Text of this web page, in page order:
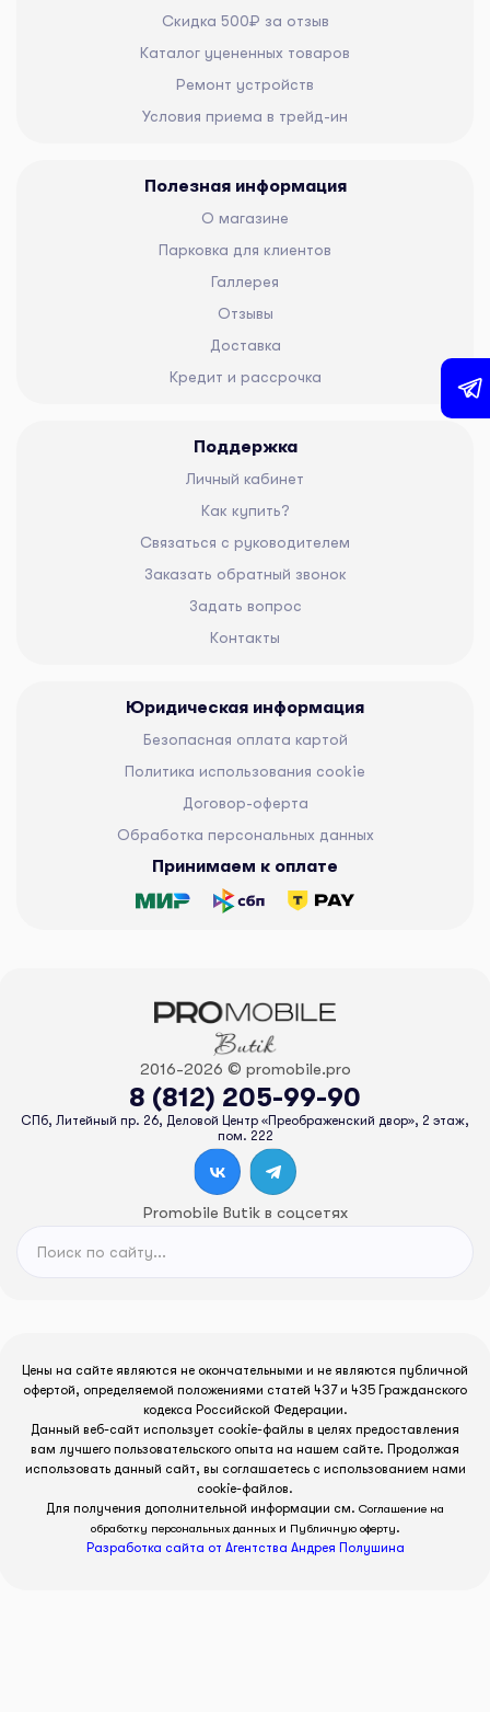
Скидка 500₽ за отзыв
Каталог уцененных товаров
Ремонт устройств
Условия приема в трейд-ин
Полезная информация
О магазине
Парковка для клиентов
Галлерея
Отзывы
Доставка
Кредит и рассрочка
Поддержка
Личный кабинет
Как купить?
Связаться с руководителем
Заказать обратный звонок
Задать вопрос
Контакты
Юридическая информация
Безопасная оплата картой
Политика использования cookie
Договор-оферта
Обработка персональных данных
Принимаем к оплате
2016-2026 © promobile.pro
8 (812) 205-99-90
СПб, Литейный пр. 26, Деловой Центр «Преображенский двор», 2 этаж,
пом. 222
Promobile Butik в соцсетях
Цены на сайте являются не окончательными и не являются публичной
офертой, определяемой положениями статей 437 и 435 Гражданского
кодекса Российской Федерации.
Данный веб-сайт использует cookie-файлы в целях предоставления
вам лучшего пользовательского опыта на нашем сайте. Продолжая
использовать данный сайт, вы соглашаетесь с использованием нами
cookie-файлов.
Для получения дополнительной информации см. Соглашение на
обработку персональных данныхи Публичную оферту.
Разработка сайта от Агентства Андрея Полушина